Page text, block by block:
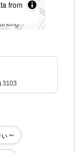
from
3103
～